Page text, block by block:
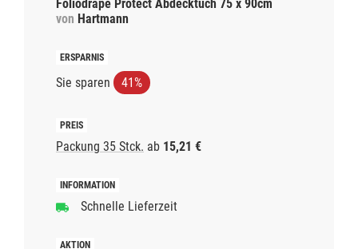
Foliodrape Protect Abdecktuch 75 x 90cm
von Hartmann
Sie sparen 41%
Packung 35 Stck. ab 15,21 €
Schnelle Lieferzeit